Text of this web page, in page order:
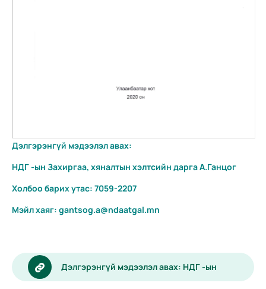
Дэлгэрэнгүй мэдээлэл авах:
НДГ -ын Захиргаа, хяналтын хэлтсийн дарга А.Ганцог
Холбоо барих утас: 7059-2207
Мэйл хаяг: gantsog.a@ndaatgal.mn
Дэлгэрэнгүй мэдээлэл авах: НДГ -ын